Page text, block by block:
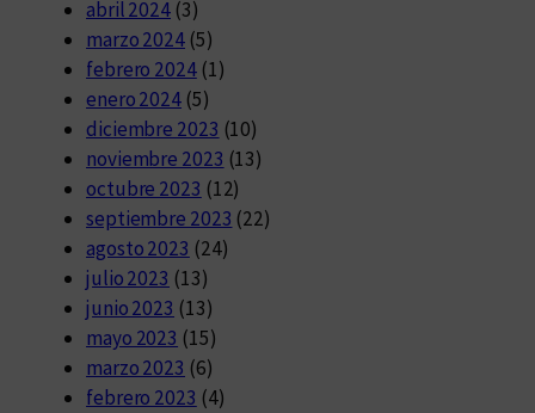
abril 2024 (3)
marzo 2024 (5)
febrero 2024(1)
enero 2024 (5)
diciembre 2023 (10)
noviembre 2023 (13)
octubre 2023 (12)
septiembre 2023 (22)
agosto 2023 (24)
julio 2023 (13)
junio 2023 (13)
mayo 2023 (15)
marzo 2023 (6)
febrero 2023 (4)